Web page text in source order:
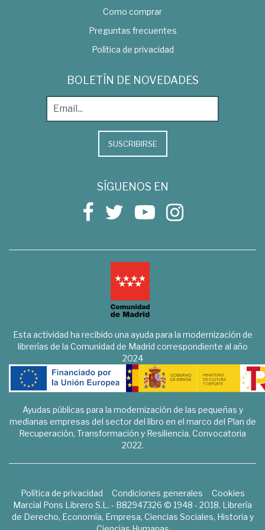
Como comprar
Preguntas frecuentes
Política de privacidad
BOLETÍN DE NOVEDADES
SUSCRIBIRSE
SÍGUENOS EN
Esta actividad ha recibido una ayuda para la modernización de
librerías de la Comunidad de Madrid correspondiente al año
2024
Ayudas públicas para la modernización de las pequeñas y
medianas empresas del sector del libro en el marco del Plan de
Recuperación, Transformación y Resiliencia. Convocatoria
2022.
Política de privacidad Condiciones generales
Cookies
Marcial Pons Librero S.L. - B82947326 © 1948 - 2018. Librería
de Derecho, Economía, Empresa, Ciencias Sociales, Historia y